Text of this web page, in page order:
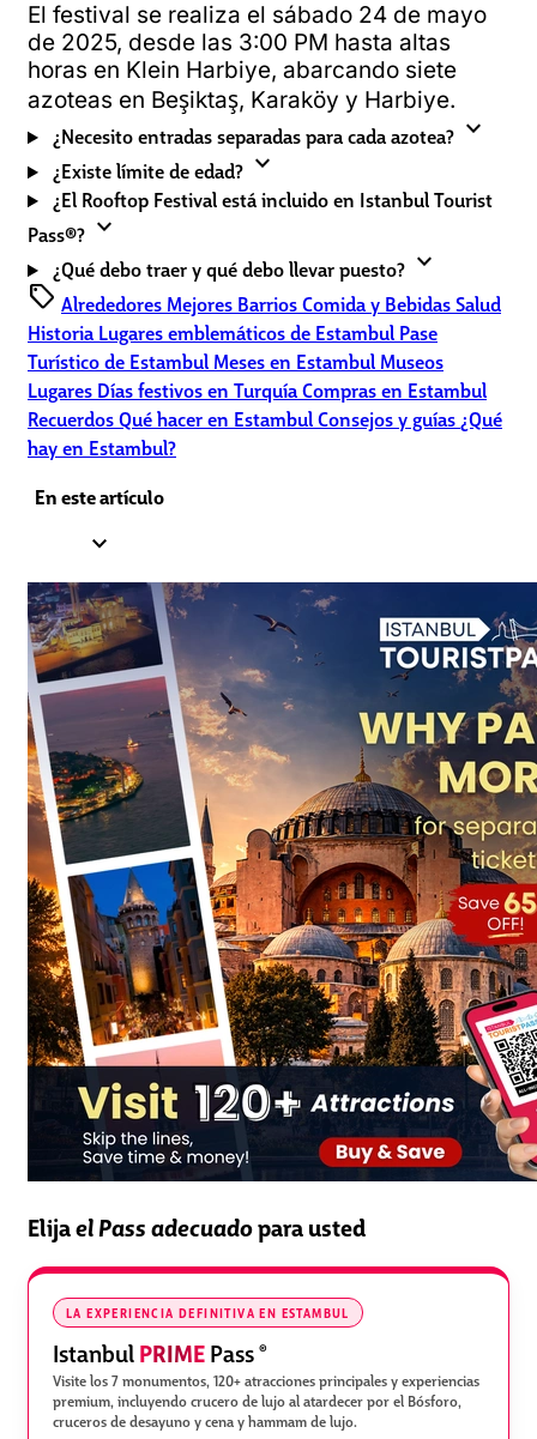
El festival se realiza el sábado 24 de mayo
de 2025, desde las 3:00 PM hasta altas
horas en Klein Harbiye, abarcando siete
azoteas en Beşiktaş, Karaköy y Harbiye.
¿Necesito entradas separadas para cada azotea? expand_more
¿Existe límite de edad? expand_more
¿El Rooftop Festival está incluido en Istanbul Tourist
Pass®? expand_more
¿Qué debo traer y qué debo llevar puesto? expand_more
sell Alrededores Mejores BarriosComida y BebidasSalud
Historia Lugares emblemáticos de Estambul Pase
Turístico de Estambul Meses en Estambul Museos
Lugares Días festivos en TurquíaCompras en Estambul
RecuerdosQué hacer en EstambulConsejos y guías¿Qué
hay en Estambul?
En este artículo
expand_less
1.Festival at a Glance
2.
Turn the Festival into a Mini-Holiday with Istanbul
Tourist Pass®
Elijael Pass adecuadopara usted
LA EXPERIENCIA DEFINITIVA EN ESTAMBUL
IstanbulPRIMEPass ®
Visite los 7 monumentos, 120+ atracciones principales y experiencias
premium, incluyendo crucero de lujo al atardecer por el Bósforo,
cruceros de desayuno y cena y hammam de lujo.